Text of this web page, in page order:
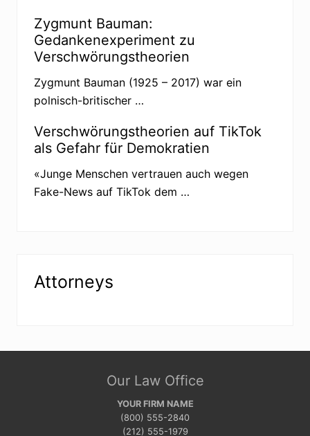
Zygmunt Bauman:
Gedankenexperiment zu
Verschwörungstheorien
Zygmunt Bauman (1925 – 2017) war ein
polnisch-britischer …
Verschwörungstheorien auf TikTok
als Gefahr für Demokratien
«Junge Menschen vertrauen auch wegen
Fake-News auf TikTok dem …
Attorneys
Our Law Office
YOUR FIRM NAME
(800) 555-2840
(212) 555-1979